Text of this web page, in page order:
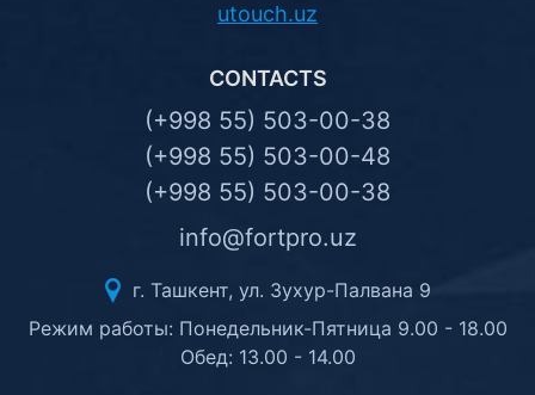
utouch.uz
CONTACTS
(+998 55) 503-00-38
(+998 55) 503-00-48
(+998 55) 503-00-38
info@fortpro.uz
г. Ташкент, ул. Зухур-Палвана 9
Режим работы: Понедельник-Пятница 9.00 - 18.00
Обед: 13.00 - 14.00